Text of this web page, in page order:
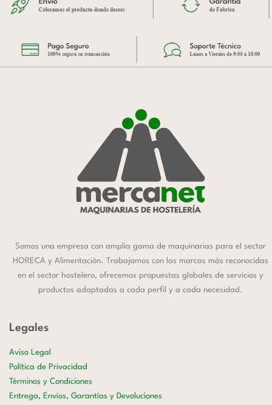
Somos una empresa con amplia gama de maquinarias para el sector
HORECA y Alimentación. Trabajamos con las marcas más reconocidas
en el sector hostelero, ofrecemos propuestas globales de servicios y
productos adaptadas a cada perfil y a cada necesidad.
Legales
Aviso Legal
Política de Privacidad
Términos y Condiciones
Entrega, Envíos, Garantías y Devoluciones